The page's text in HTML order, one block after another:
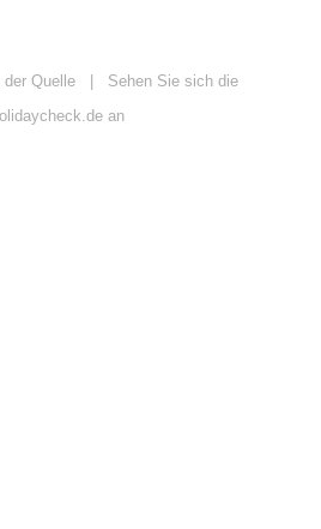
Quelle
Sehen Sie sich die
an